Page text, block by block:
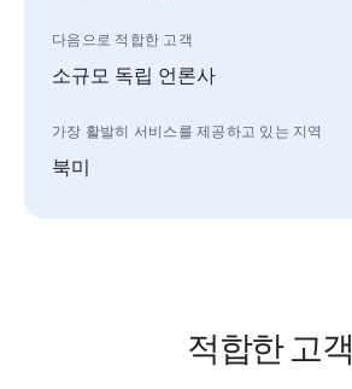
적합한 고객
다음으로 적합한 고객
소규모 독립 언론사
가장 활발히 서비스를 제공하고 있는 지역
북미